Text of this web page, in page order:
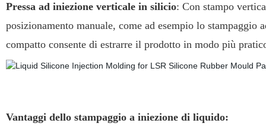
Pressa ad iniezione verticale in silicio: Con stampo
posizionamento manuale, come ad esempio lo
compatto consente di estrarre il prodotto in modo più
Vantaggi dello stampaggio a iniezione di liquido: